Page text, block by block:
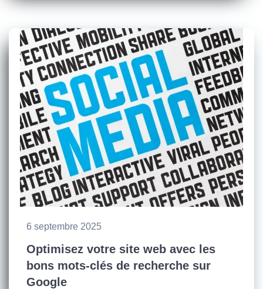
6 septembre 2025
Optimisez votre site web avec les
bons mots-clés de recherche sur
Google